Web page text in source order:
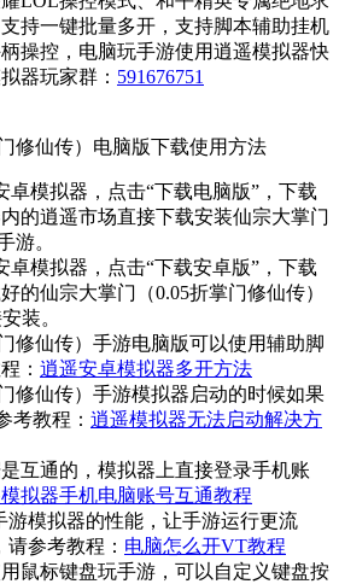
持一键批量多开，支持脚本辅助挂机
操控，电脑玩手游使用逍遥模拟器快
器玩家群： 591676751
修仙传）电脑版下载使用方法
卓模拟器，点击“下载电脑版”，下载
的逍遥市场直接下载安装仙宗大掌门
游。
卓模拟器，点击“下载安卓版”，下载
的仙宗大掌门（0.05折掌门修仙传）
装。
修仙传）手游电脑版可以使用辅助脚
： 逍遥安卓模拟器多开方法
修仙传）手游模拟器启动的时候如果
考教程： 逍遥模拟器无法启动解决方
互通的，模拟器上直接登录手机账
拟器手机电脑账号互通教程
模拟器的性能，让手游运行更流
参考教程： 电脑怎么开VT教程
鼠标键盘玩手游，可以自定义键盘按